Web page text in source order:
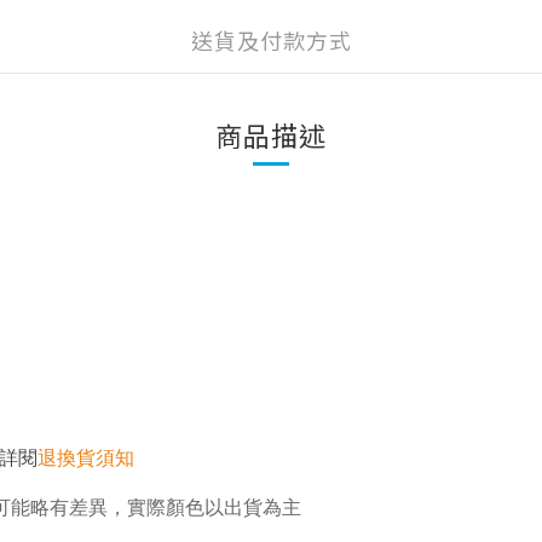
送貨及付款方式
商品描述
閱退換貨須知
略有差異，實際顏色以出貨為主